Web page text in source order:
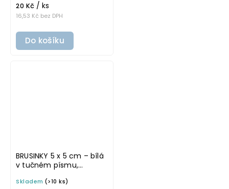
16,53 Kč bez DPH
20 Kč / ks
Do košíku
BRUSINKY 5 x 5 cm – bílá
v tučném písmu,
na potravinové dózy
Skladem (>10 ks)